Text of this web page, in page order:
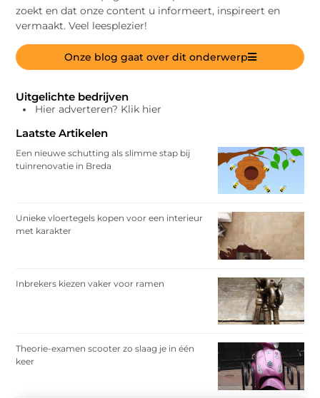
zoekt en dat onze content u informeert, inspireert en
vermaakt. Veel leesplezier!
Onze blog gaat over dit onderwerp
Uitgelichte bedrijven
Hier adverteren? Klik hier
Laatste Artikelen
Een nieuwe schutting als slimme stap bij
tuinrenovatie in Breda
Unieke vloertegels kopen voor een interieur
met karakter
Inbrekers kiezen vaker voor ramen
Theorie-examen scooter zo slaag je in één
keer